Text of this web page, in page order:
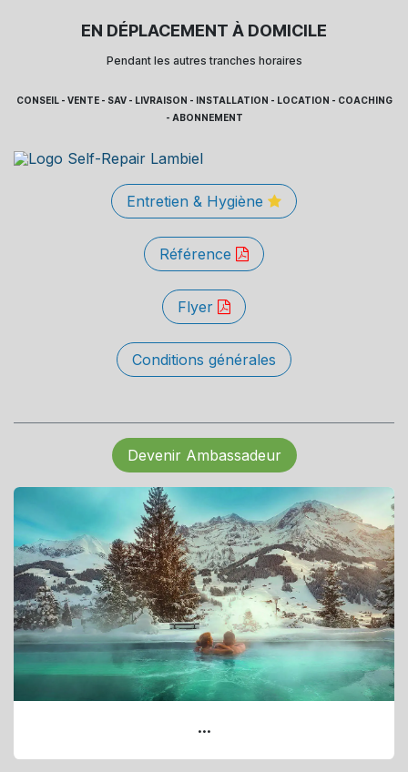
EN DÉPLACEMENT À DOMICILE
Pendant les autres tranches horaires
CONSEIL - VENTE - SAV - LIVRAISON - INSTALLATION - LOCATION - COACHING
- ABONNEMENT
Entretien & Hygiène
Référence
Flyer
Conditions générales
Devenir Ambassadeur
...